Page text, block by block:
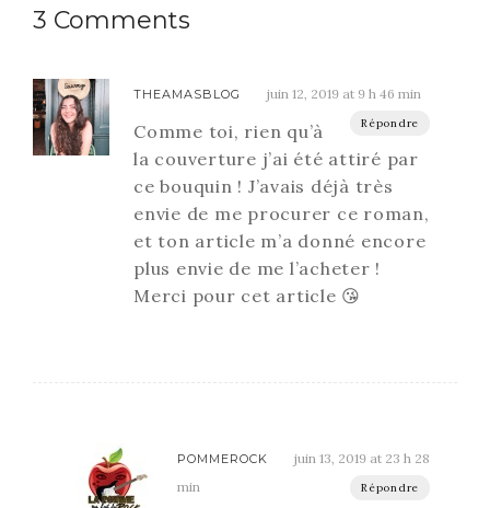
3 Comments
THEAMASBLOG juin 12, 2019 at 9 h 46 min
Répondre
Comme toi, rien qu’à
la couverture j’ai été attiré par
ce bouquin ! J’avais déjà très
envie de me procurer ce roman,
et ton article m’a donné encore
plus envie de me l’acheter !
Merci pour cet article 😘
POMMEROCK
juin 13, 2019 at 23 h 28
min
Répondre